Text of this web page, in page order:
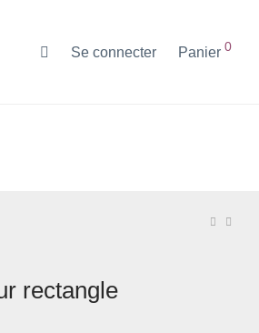
Se connecter Panier 0
rectangle